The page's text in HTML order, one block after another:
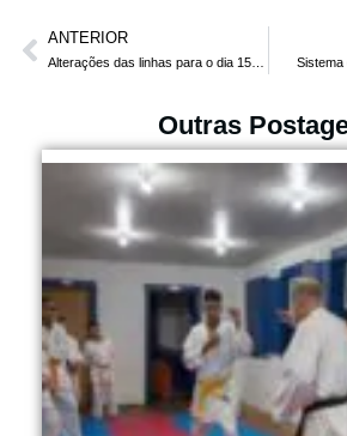
ANTERIOR
Sistema
Outras